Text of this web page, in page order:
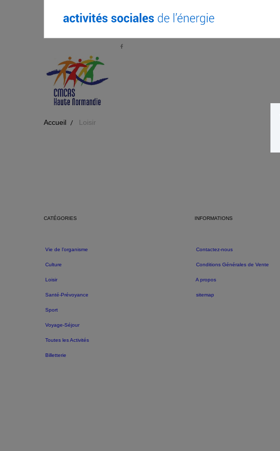
Accueil Loisir
CATÉGORIES
Vie de l’organisme
Culture
Loisir
Santé-Prévoyance
Sport
Voyage-Séjour
Toutes les Activités
Billetterie
INFORMATIONS
Contactez-nous
Conditions Générales de Vente
A propos
sitemap